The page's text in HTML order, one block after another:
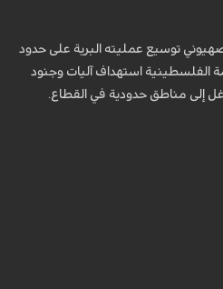
توسيع عمليته البرية على حدود
الفلسطينية استهداف آليات وجنود
إلى مناطق حدودية في القطاع.